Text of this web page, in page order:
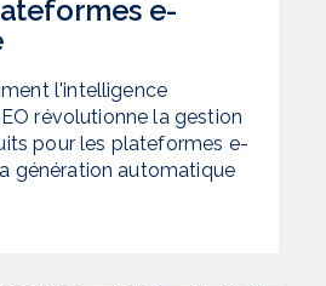
e-
l'intelligence
révolutionne la gestion
pour les plateformes e-
génération automatique